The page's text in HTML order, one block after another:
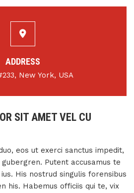
ADDRESS
New York, USA
SIT AMET VEL CU
eos ut exerci sanctus impedit,
Putent accusamus te
His nostrud singulis forensibus
his. Habemus officiis qui te, vix